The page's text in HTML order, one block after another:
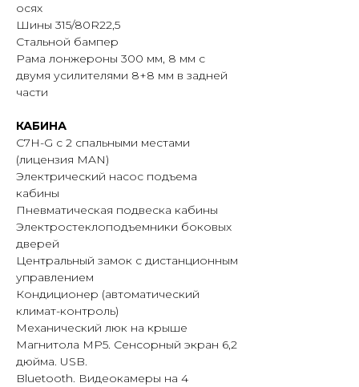
осях
Шины 315/80R22,5
Стальной бампер
Рама лонжероны 300 мм, 8 мм с
двумя усилителями 8+8 мм в задней
части
КАБИНА
C7H-G с 2 спальными местами
(лицензия MAN)
Электрический насос подъема
кабины
Пневматическая подвеска кабины
Электростеклоподъемники боковых
дверей
Центральный замок с дистанционным
управлением
Кондиционер (автоматический
климат-контроль)
Механический люк на крыше
Магнитола MP5. Сенсорный экран 6,2
дюйма. USB.
Bluetooth. Видеокамеры на 4